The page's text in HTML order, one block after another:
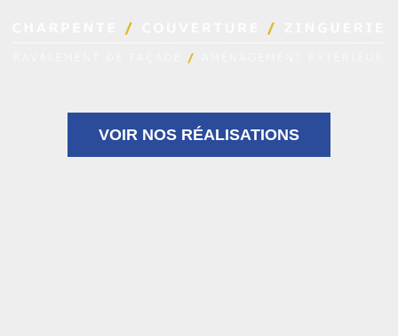
VOIR NOS RÉALISATIONS